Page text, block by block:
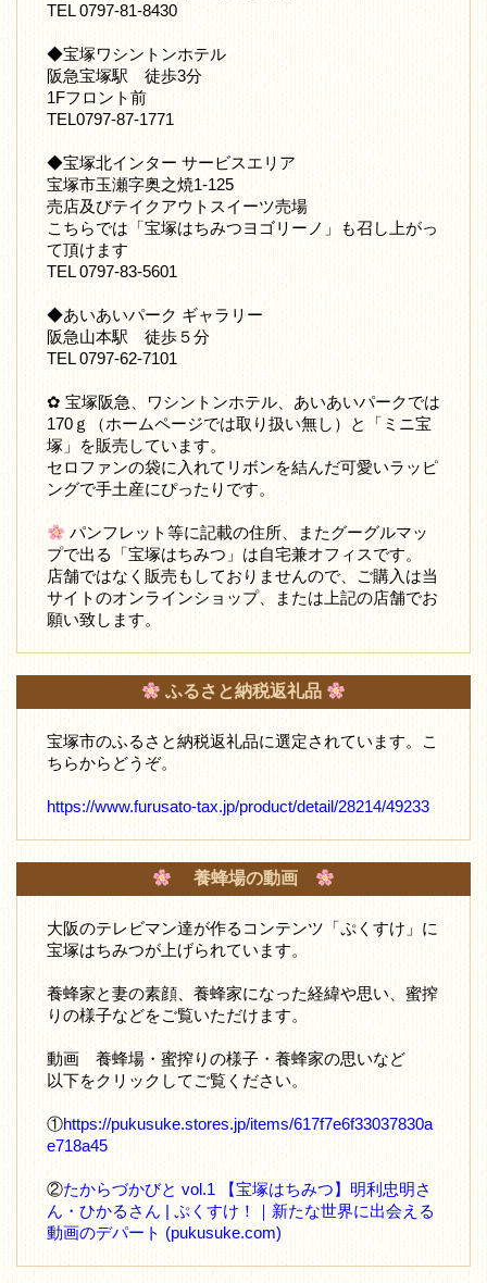
TEL 0797-81-8430
◆宝塚ワシントンホテル
阪急宝塚駅 徒歩3分
1Fフロント前
TEL0797-87-1771
◆宝塚北インター サービスエリア
宝塚市玉瀬字奥之焼1-125
売店及びテイクアウトスイーツ売場
こちらでは「宝塚はちみつヨゴリーノ」も召し上がっ
て頂けます
TEL 0797-83-5601
◆あいあいパーク ギャラリー
阪急山本駅 徒歩５分
TEL 0797-62-7101
✿ 宝塚阪急、ワシントンホテル、あいあいパークでは
170ｇ（ホームページでは取り扱い無し）と「ミニ宝
塚」を販売しています。
セロファンの袋に入れてリボンを結んだ可愛いラッピ
ングで手土産にぴったりです。
パンフレット等に記載の住所、またグーグルマッ
プで出る「宝塚はちみつ」は自宅兼オフィスです。
店舗ではなく販売もしておりませんので、ご購入は当
サイトのオンラインショップ、または上記の店舗でお
願い致します。
ふるさと納税返礼品
宝塚市のふるさと納税返礼品に選定されています。こ
ちらからどうぞ。
https://www.furusato-tax.jp/product/detail/28214/49233
養蜂場の動画
大阪のテレビマン達が作るコンテンツ「ぷくすけ」に
宝塚はちみつが上げられています。
養蜂家と妻の素顔、養蜂家になった経緯や思い、蜜搾
りの様子などをご覧いただけます。
動画 養蜂場・蜜搾りの様子・養蜂家の思いなど
以下をクリックしてご覧ください。
①https://pukusuke.stores.jp/items/617f7e6f33037830a
e718a45
②たからづかびと vol.1 【宝塚はちみつ】明利忠明さ
ん・ひかるさん | ぷくすけ！｜新たな世界に出会える
動画のデパート (pukusuke.com)